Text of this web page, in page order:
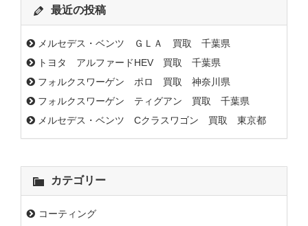
最近の投稿
メルセデス・ベンツ ＧＬＡ 買取 千葉県
トヨタ アルファードHEV 買取 千葉県
フォルクスワーゲン ポロ 買取 神奈川県
フォルクスワーゲン ティグアン 買取 千葉県
メルセデス・ベンツ Cクラスワゴン 買取 東京都
カテゴリー
コーティング